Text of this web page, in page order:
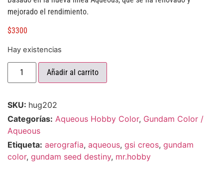
mejorado el rendimiento.
$3300
Hay existencias
Añadir al carrito
SKU: hug202
Categorías: Aqueous Hobby Color, Gundam Color /
Aqueous
Etiqueta: aerografia, aqueous, gsi creos, gundam
color, gundam seed destiny, mr.hobby